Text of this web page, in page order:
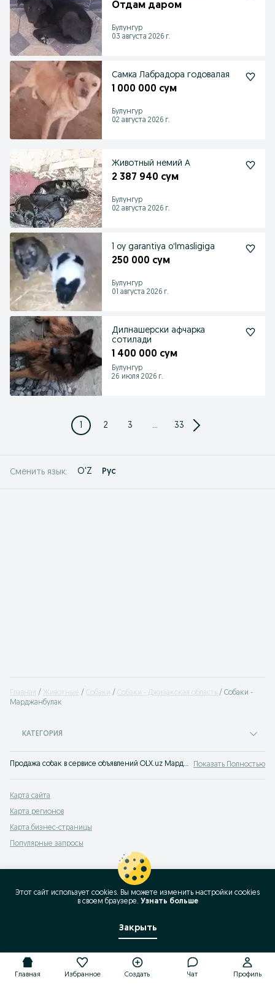
Отдам даром
Булунгур
03 августа 2026 г.
Самка Лабрадора годовалая
1 000 000 сум
Булунгур
02 августа 2026 г.
Животный немий А
2 387 940 сум
Булунгур
02 августа 2026 г.
1 oy garantiya oʻlmasligiga
250 000 сум
Булунгур
01 августа 2026 г.
Дилнашерски афчарка
сотилади
1 400 000 сум
Булунгур
26 июля 2026 г.
1 2 3 ... 33
Сменить язык: O'Z Рус
Главная Животные Собаки Собаки - Джизакская область
Собаки -
Марджанбулак
КАТЕГОРИЯ
Продажа собак в сервисе объявлений OLX.uz Марджанбулак. Заведи себе друга! Покупай щенка на OLX (ранее Torg)! Показать Полностью
Карта сайта
Карта регионов
Карта бизнес-страницы
Популярные запросы
Главная Избранное Создать Чат Профиль
Этот сайт использует cookies. Вы можете изменить настройки cookies
в своeм браузере. Узнать больше
Закрыть